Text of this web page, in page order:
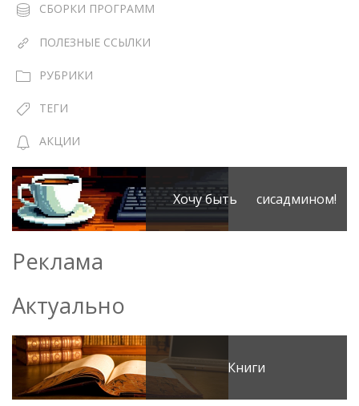
СБОРКИ ПРОГРАММ
ПОЛЕЗНЫЕ ССЫЛКИ
РУБРИКИ
ТЕГИ
АКЦИИ
Хочу быть сисадмином!
Реклама
Актуально
Книги